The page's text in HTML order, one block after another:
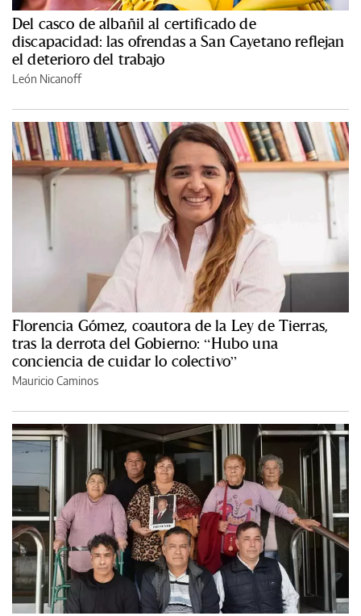
Del casco de albañil al certificado de
discapacidad: las ofrendas a San Cayetano reflejan
el deterioro del trabajo
León Nicanoff
Florencia Gómez, coautora de la Ley de Tierras,
tras la derrota del Gobierno: “Hubo una
conciencia de cuidar lo colectivo”
Mauricio Caminos